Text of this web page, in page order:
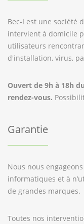
Bec-I est une société
intervient à domicile
utilisateurs
d'installation, virus,
Ouvert de 9h à 18h
rendez-vous.
Garantie
Nous nous
informatiques et à
de grandes marques.
Toutes nos